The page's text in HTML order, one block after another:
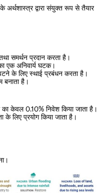
अर्थशास्त्र द्वारा संयुक्त रूप से तैयार
समर्थन प्रदान करता है।
एक अनिवार्य घटक।
के लिए स्थाई प्रबंधन करता है।
बनाता है।
का केवल 0.10% निवेश किया जाता है।
के लिए प्रयोग किया जाता है।